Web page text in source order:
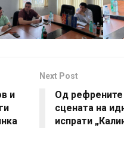
и
Next Post
Од
сцената на
испрати